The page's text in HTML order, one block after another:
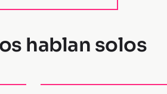
hablan solos